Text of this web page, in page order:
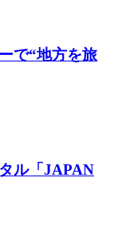
で“地方を旅
ル「JAPAN